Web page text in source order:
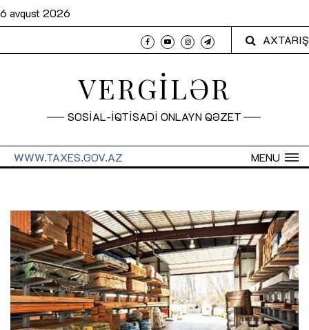
6 avqust 2026
AXTARIŞ
VERGİLƏR
SOSİAL-İQTİSADİ ONLAYN QƏZET
MENU
WWW.TAXES.GOV.AZ